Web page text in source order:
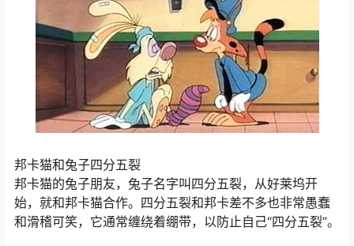
邦卡猫和兔子四分五裂
邦卡猫的兔子朋友，兔子名字叫四分五裂，从好莱坞开
始，就和邦卡猫合作。四分五裂和邦卡差不多也非常愚蠢
和滑稽可笑，它通常缠绕着绷带，以防止自己“四分五裂”。